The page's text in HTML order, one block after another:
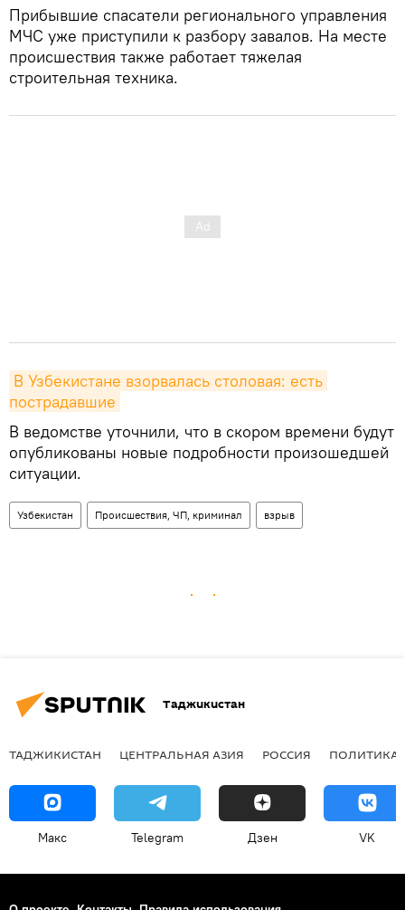
Прибывшие спасатели регионального управления
МЧС уже приступили к разбору завалов. На месте
происшествия также работает тяжелая
строительная техника.
В Узбекистане взорвалась столовая: есть
пострадавшие
В ведомстве уточнили, что в скором времени будут
опубликованы новые подробности произошедшей
ситуации.
Узбекистан Происшествия, ЧП, криминал взрыв
Таджикистан
ТАДЖИКИСТАН ЦЕНТРАЛЬНАЯ АЗИЯ РОССИЯ ПОЛИТИКА
Макс Telegram Дзен VK